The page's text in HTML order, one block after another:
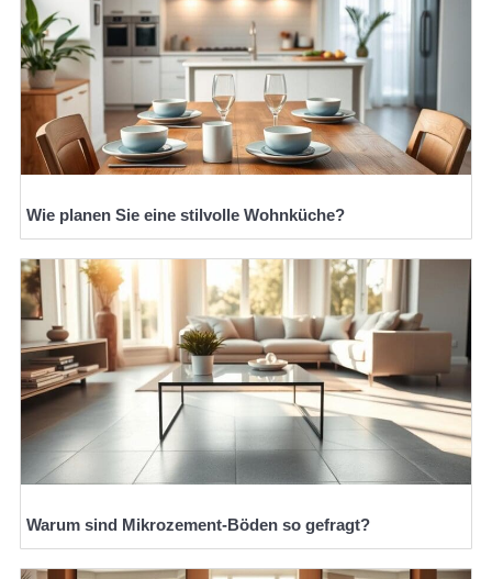
Wie planen Sie eine stilvolle Wohnküche?
Warum sind Mikrozement-Böden so gefragt?